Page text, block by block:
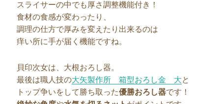
スライサーの中でも厚さ調整機能付き！
食材の食感が変わったり、
調理の仕方で厚みを変えたり出来るのは
痒い所に手が届く機能ですね。
貝印次女は、大根おろし器。
最後は職人技の大矢製作所 箱型おろし金 大と
トップ争いをして勝ち取った優勝おろし器です！